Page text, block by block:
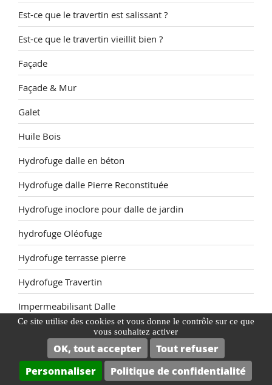
Ce site utilise des cookies et vous donne le contrôle sur ce que
vous souhaitez activer
OK, tout accepter
Tout refuser
Personnaliser
Politique de confidentialité
Est-ce que le travertin est salissant ?
Est-ce que le travertin vieillit bien ?
Façade
Façade & Mur
Galet
Huile Bois
Hydrofuge dalle en béton
Hydrofuge dalle Pierre Reconstituée
Hydrofuge inoclore pour dalle de jardin
hydrofuge Oléofuge
Hydrofuge terrasse pierre
Hydrofuge Travertin
Impermeabilisant Dalle
Imperméabilisant dalle béton
Imperméabilisant granit exterieur
imperméabilisant pierre naturelle